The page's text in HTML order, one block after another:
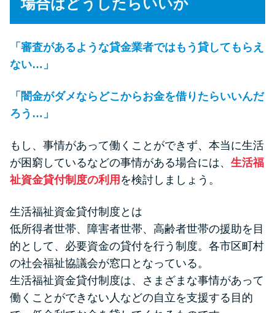
場合はどうしたらいいか
「審査があるような貸金業者ではもう貸してもらえ
ない…」
「闇金がダメならどこからお金を借りたらいいんだ
ろう…」
もし、事情があって働くことができず、本当に生活
が困窮しているなどの事情がある場合には、 生活福
祉資金貸付制度の利用 を検討しましょう。
生活福祉資金貸付制度とは
低所得者世帯、障害者世帯、高齢者世帯の援助を目
的として、必要資金の貸付を行う制度。各市区町村
の社会福祉協議会が窓口となっている。
生活福祉資金貸付制度は、さまざまな事情があって
働くことができない人などの自立を支援する目的